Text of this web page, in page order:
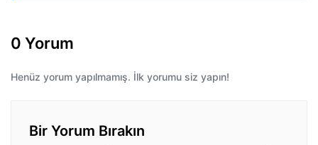
0 Yorum
Henüz yorum yapılmamış. İlk yorumu siz yapın!
Bir Yorum Bırakın